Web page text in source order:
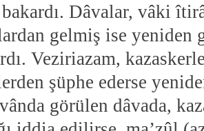
Dâvalar, vâki
gelmiş ise yeniden
Veziriazam,
şüphe ederse
görülen dâvada,